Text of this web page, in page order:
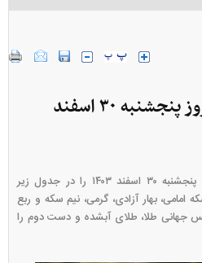
قیمت سکه و طلا امروز پنجشنبه ۳۰ اسفند
قیمت سکه و قیمت طلا امروز پنجشنبه ۳۰ اسفند ۱۴۰۳ را در جدول زیر
بهار آزادی، گرمی، نیم سکه و ربع
جهانی طلا، طلای آبشده و دست دوم را